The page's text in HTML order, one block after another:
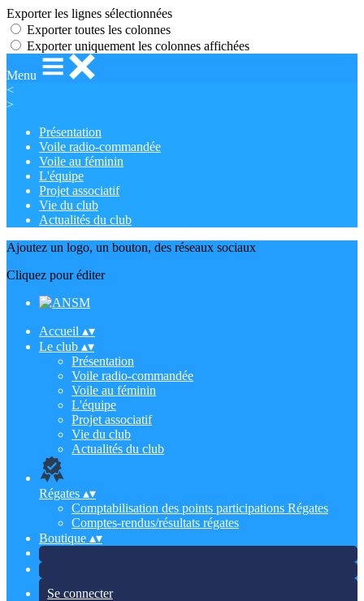
Exporter les lignes sélectionnées
Exporter toutes les colonnes
Exporter uniquement les colonnes affichées
Menu
<
>
Présentation
Voile radio-commandée
Voile au féminin
L'équipe
Projet associatif
Vie du club
Actualités du club
Ajoutez un logo, un bouton, des réseaux sociaux
Cliquez pour éditer
Accueil ▴▾
Le club ▴▾
Présentation
Voile radio-commandée
Voile au féminin
L'équipe
Projet associatif
Vie du club
Actualités du club
Régates ▴▾
Comptabilisation des points participations Régates
Comptes-rendus/résultats régates
Boutique ▴▾
Se connecter